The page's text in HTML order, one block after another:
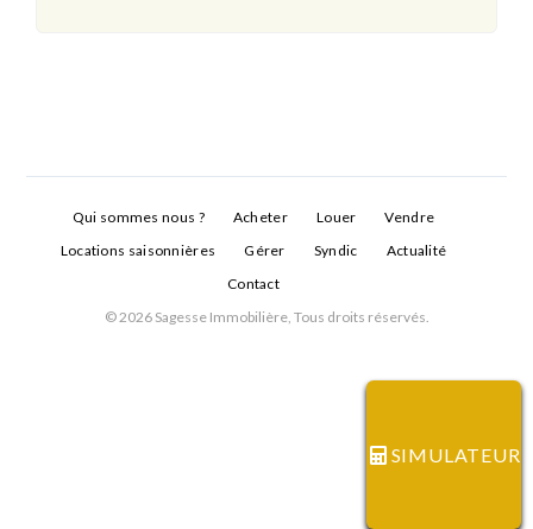
Qui sommes nous ? Acheter Louer
Vendre
Locations saisonnières
Gérer Syndic
Actualité
Contact
© 2026 Sagesse Immobilière, Tous droits réservés.
SIMULATEUR
Connexion